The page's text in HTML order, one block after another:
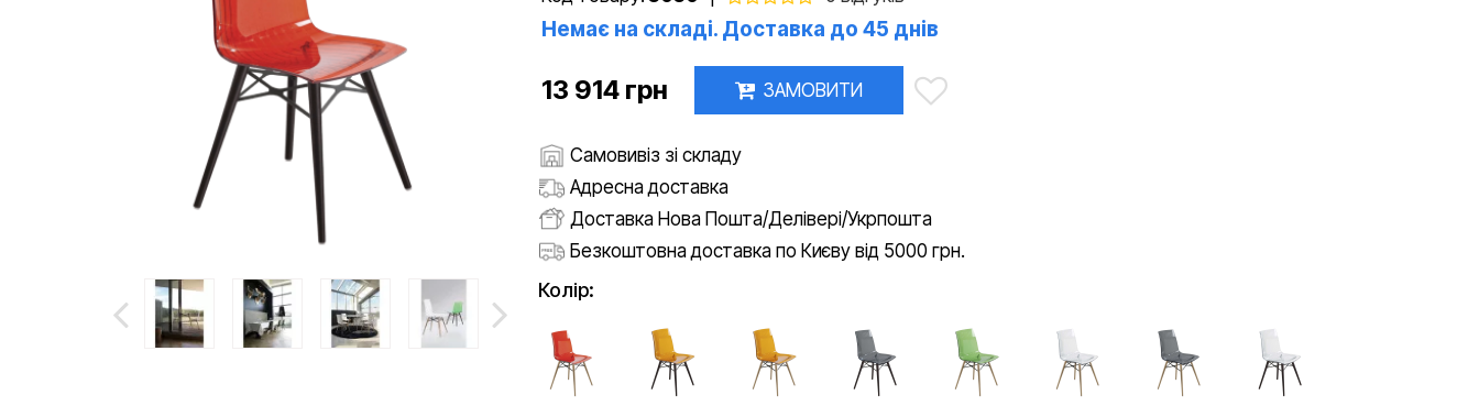
Немає на складі. Доставка до 45 днів
13 914 грн ЗАМОВИТИ
Самовивіз зі складу
Адресна доставка
Доставка Нова Пошта/Делівері/Укрпошта
Безкоштовна доставка по Києву від 5000 грн.
Колір: